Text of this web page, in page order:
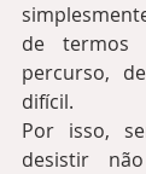
de termos
percurso,
difícil.
Por isso,
desistir